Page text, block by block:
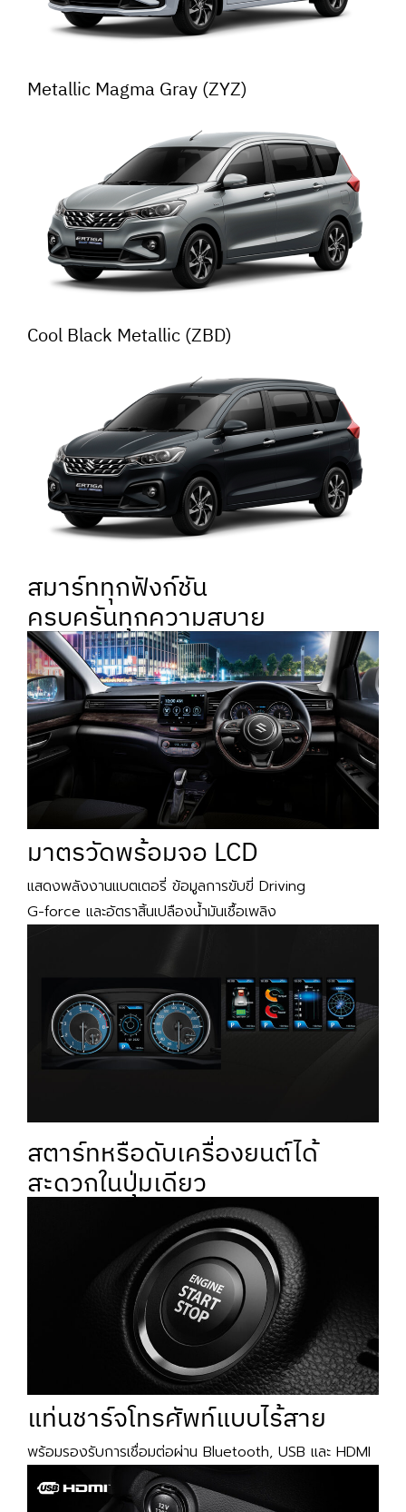
Metallic Magma Gray (ZYZ)
Cool Black Metallic (ZBD)
สมาร์ททุกฟังก์ชัน
ครบครันทุกความสบาย
มาตรวัดพร้อมจอ LCD
แสดงพลังงานแบตเตอรี่ ข้อมูลการขับขี่ Driving
G-force และอัตราสิ้นเปลืองน้ำมันเชื้อเพลิง
สตาร์ทหรือดับเครื่องยนต์ได้
สะดวกในปุ่มเดียว
แท่นชาร์จโทรศัพท์แบบไร้สาย
พร้อมรองรับการเชื่อมต่อผ่าน Bluetooth, USB และ HDMI